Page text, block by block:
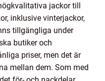
jackor till
inklusive vinterjackor,
tillgängliga under
butiker och
priser, men det är
mellan dem. Som med